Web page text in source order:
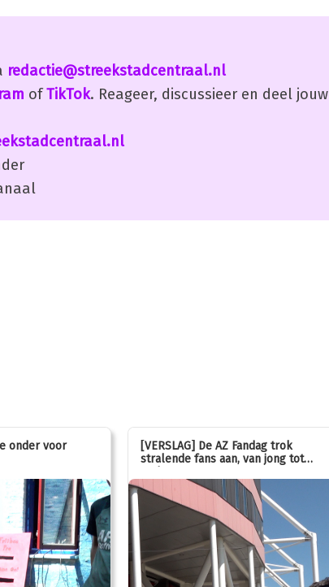
redactie@streekstadcentraal.nl
ofTikTok. Reageer, discussieer en deel jouw
onder voor
[VERSLAG] De AZ Fandag trok
stralende fans aan, van jong tot